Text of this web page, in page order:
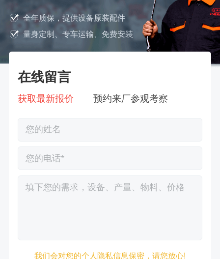
全年质保，提供设备原装配件
量身定制、专车运输、免费安装
在线留言
获取最新报价 预约来厂参观考察
我们会对您的个人隐私信息保密，请您放心!